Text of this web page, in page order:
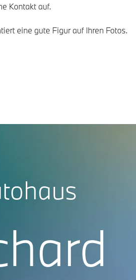
Kontakt auf.
eine gute Figur auf Ihren Fotos.